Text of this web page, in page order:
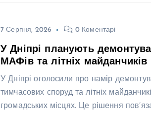
7 Серпня, 2026 0 Коментарі
У Дніпрі планують
МАФів та літніх майданчиків
У Дніпрі оголосили про намір
тимчасових споруд та літніх
громадських місцях. Це рішення